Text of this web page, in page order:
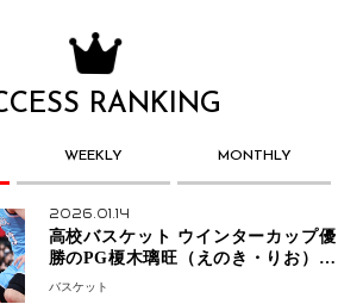
RANKING
WEEKLY MONTHLY
2026.01.14
高校バスケット ウインターカップ優
勝のPG榎木璃旺（えのき・りお）が
プロの現場へ―。
バスケット